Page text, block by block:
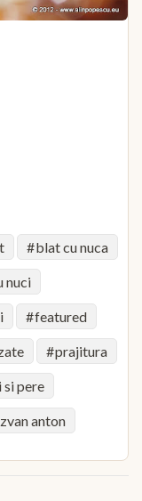
blat cu nuca
nuci
featured
prajitura
si pere
anton